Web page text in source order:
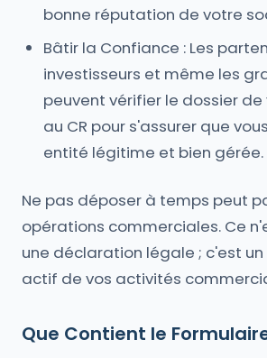
bonne réputation de votre
Bâtir la Confiance : Les
investisseurs et même les
peuvent vérifier le dossier
au CR pour s'assurer que
entité légitime et bien gérée.
Ne pas déposer à temps peut
opérations commerciales. Ce
une déclaration légale ; c'est
actif de vos activités
Que Contient le